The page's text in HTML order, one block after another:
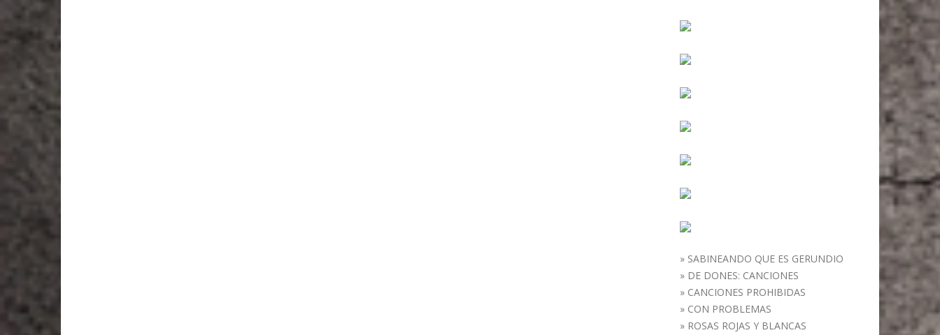
» SABINEANDO QUE ES GERUNDIO
» DE DONES: CANCIONES
» CANCIONES PROHIBIDAS
» CON PROBLEMAS
» ROSAS ROJAS Y BLANCAS